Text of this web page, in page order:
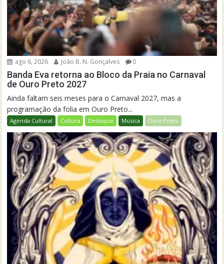
ago 6, 2026 João B. N. Gonçalves 0
Banda Eva retorna ao Bloco da Praia no Carnaval
de Ouro Preto 2027
Ainda faltam seis meses para o Carnaval 2027, mas a
programação da folia em Ouro Preto...
Agenda Cultural Cultura Destaque Música Ouro Preto